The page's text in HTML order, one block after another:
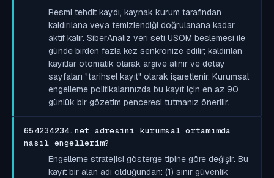
Resmi tehdit kaydı, kaynak kurum tarafından
kaldırılana veya temizlendiği doğrulanana kadar
aktif kalır. SiberAnaliz veri seti USOM beslemesi ile
günde birden fazla kez senkronize edilir; kaldırılan
kayıtlar otomatik olarak arşive alınır ve detay
sayfaları "tarihsel kayıt" olarak işaretlenir. Kurumsal
engelleme politikalarınızda bu kayıt için en az 90
günlük bir gözetim penceresi tutmanız önerilir.
654234234.net adresini kurumsal ortamımda
nasıl engellerim?
Engelleme stratejisi gösterge tipine göre değişir. Bu
kayıt bir alan adı olduğundan: (1) sınır güvenlik